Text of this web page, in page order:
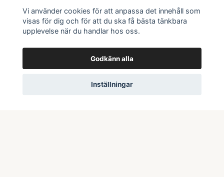
Prenumerera på vårt nyhetsbrev
Vi använder cookies för att anpassa det innehåll som
visas för dig och för att du ska få bästa tänkbara
upplevelse när du handlar hos oss.
Godkänn alla
Inställningar